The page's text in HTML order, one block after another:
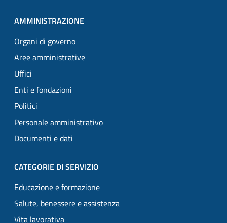
AMMINISTRAZIONE
Organi di governo
Aree amministrative
Uffici
Enti e fondazioni
Politici
Personale amministrativo
Documenti e dati
CATEGORIE DI SERVIZIO
Educazione e formazione
Salute, benessere e assistenza
Vita lavorativa